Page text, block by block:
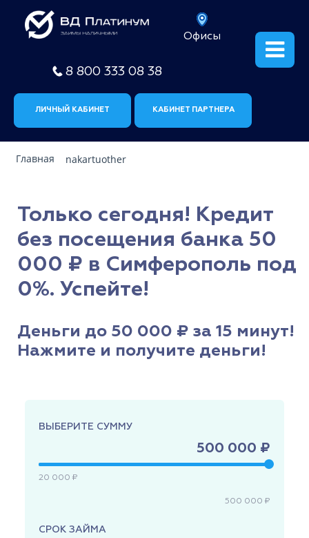
Офисы
8 800 333 08 38
ЛИЧНЫЙ КАБИНЕТ КАБИНЕТ ПАРТНЕРА
Главная nakartuother
Только сегодня! Кредит
без посещения банка 50
000 ₽ в Симферополь под
0%. Успейте!
Деньги до 50 000 ₽ за 15 минут!
Нажмите и получите деньги!
ВЫБЕРИТЕ СУММУ
500 000 ₽
20 000 ₽
500 000 ₽
СРОК ЗАЙМА